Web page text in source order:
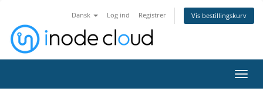
Dansk Log ind Registrer Vis bestillingskurv
Skift